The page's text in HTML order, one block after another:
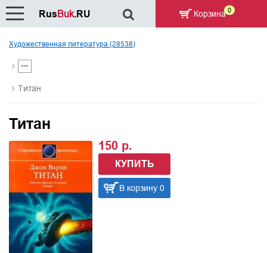
Художественная литература (28538)
Титан
Титан
150 р.
КУПИТЬ
В корзину 0
RusBuk.RU Корзина 0